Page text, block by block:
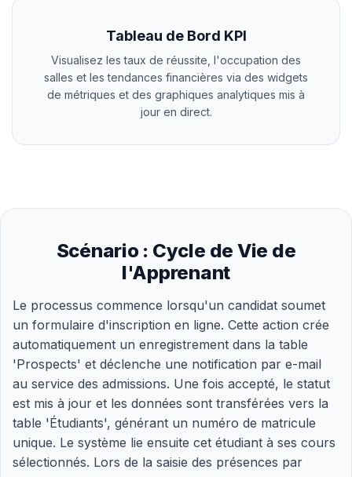
Tableau de Bord KPI
Visualisez les taux de réussite, l'occupation des
salles et les tendances financières via des widgets
de métriques et des graphiques analytiques mis à
jour en direct.
Scénario : Cycle de Vie de
l'Apprenant
Le processus commence lorsqu'un candidat soumet
un formulaire d'inscription en ligne. Cette action crée
automatiquement un enregistrement dans la table
'Prospects' et déclenche une notification par e-mail
au service des admissions. Une fois accepté, le statut
est mis à jour et les données sont transférées vers la
table 'Étudiants', générant un numéro de matricule
unique. Le système lie ensuite cet étudiant à ses cours
sélectionnés. Lors de la saisie des présences par